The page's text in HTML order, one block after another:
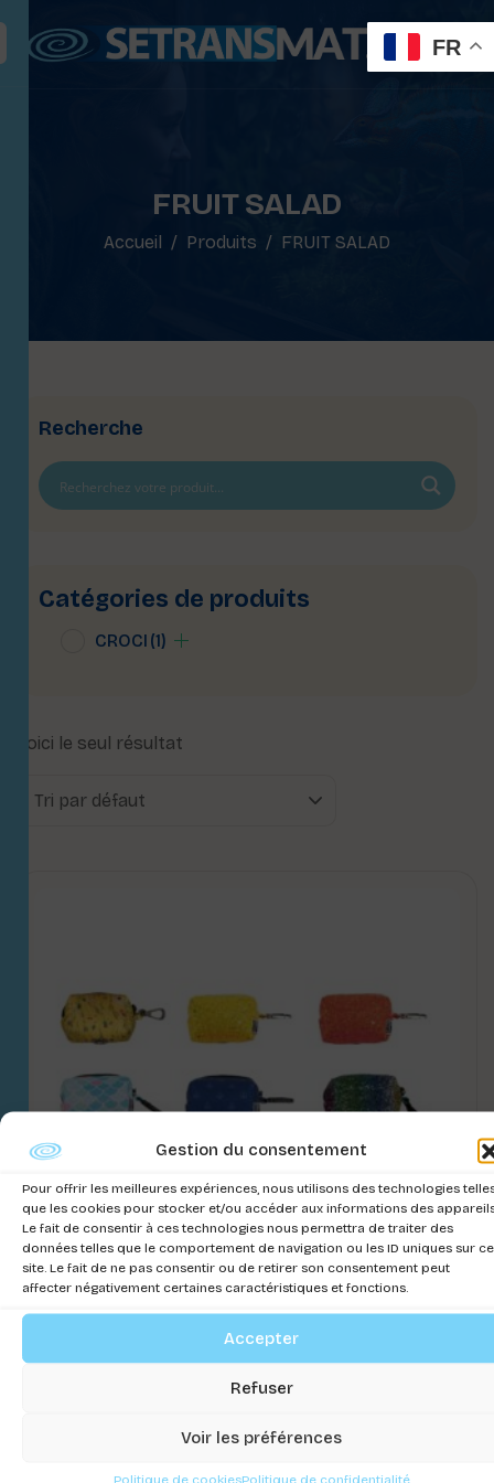
Gestion du consentement
Pour offrir les meilleures expériences, nous utilisons des technologies
que les cookies pour stocker et/ou accéder aux informations des
Le fait de consentir à ces technologies nous permettra de traiter des
données telles que le comportement de navigation ou les ID uniques sur ce
site. Le fait de ne pas consentir ou de retirer son consentement peut
affecter négativement certaines caractéristiques et fonctions.
Accepter
Refuser
Voir les préférences
Politique de cookiesPolitique de confidentialité
FRUIT SALAD
Accueil Produits FRUIT SALAD
Recherche
Catégories de produits
CROCI (1)
Voici le seul résultat
EXPO POOP AWAY 86 PCS
Connectez-vous pour voir les prix
FR